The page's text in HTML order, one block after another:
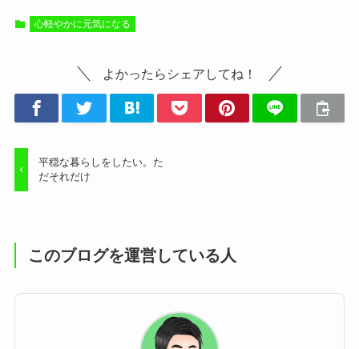
心軽やかに元気になる
よかったらシェアしてね！
平穏な暮らしをしたい。た
だそれだけ
このブログを運営している人